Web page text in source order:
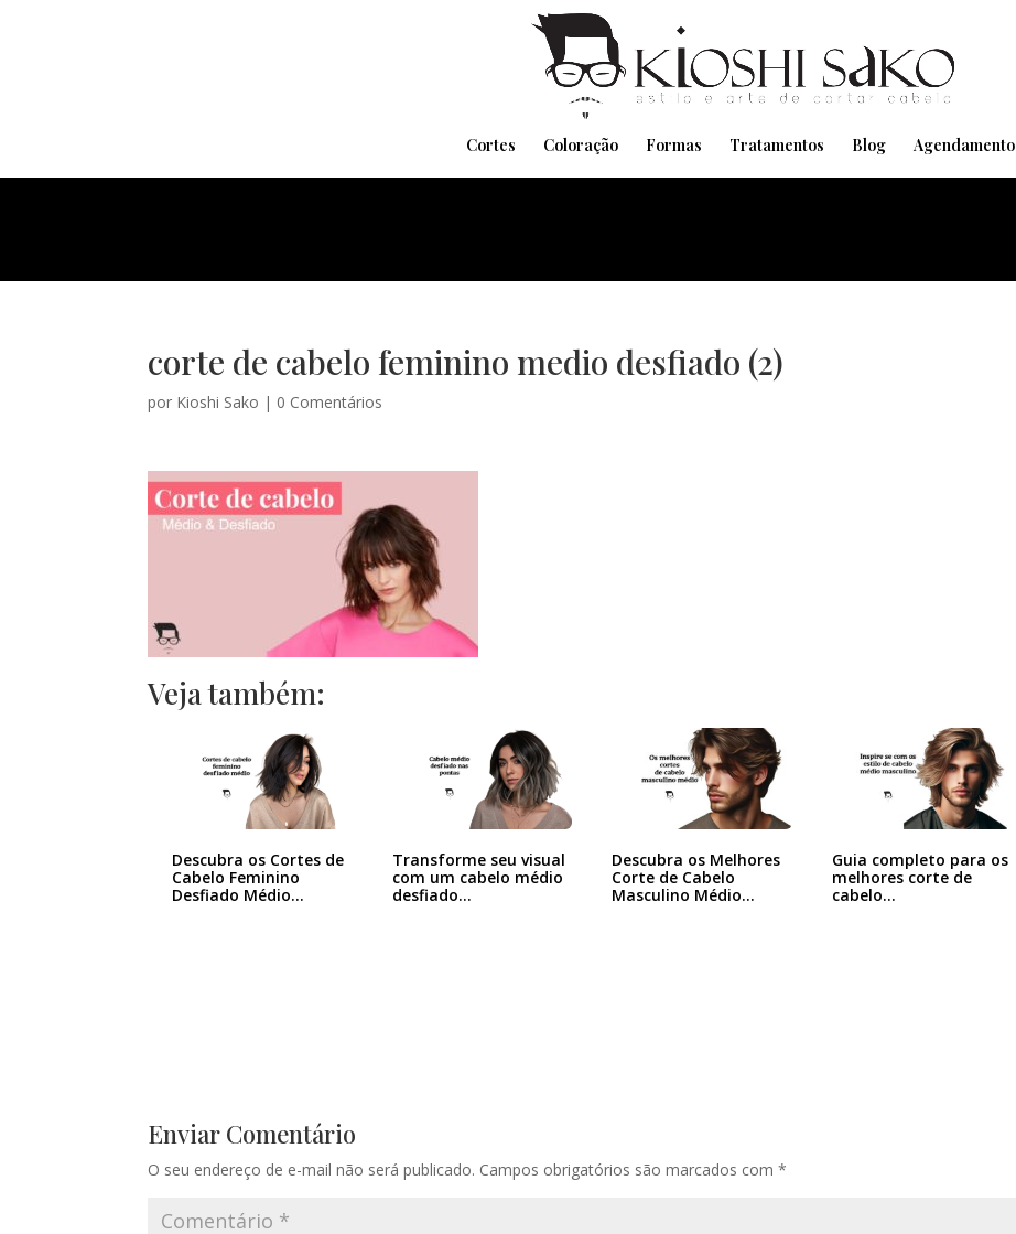
Cortes Coloração Formas Tratamentos Blog Agendamento
corte de cabelo feminino medio desfiado (2)
por Kioshi Sako | 0 Comentários
Veja também:
Descubra os Cortes de
Cabelo Feminino
Desfiado Médio…
Transforme seu visual
com um cabelo médio
desfiado…
Descubra os Melhores
Corte de Cabelo
Masculino Médio…
Guia completo para os
melhores corte de
cabelo…
Enviar Comentário
O seu endereço de e-mail não será publicado. Campos obrigatórios são marcados com*
Pensando em transformar seu Visual??
Agende pelo Whatsapp